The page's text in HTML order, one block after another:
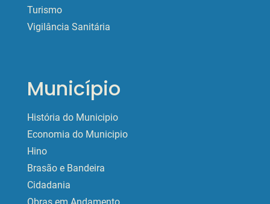
Turismo
Vigilância Sanitária
Município
História do Municipio
Economia do Municipio
Hino
Brasão e Bandeira
Cidadania
Obras em Andamento